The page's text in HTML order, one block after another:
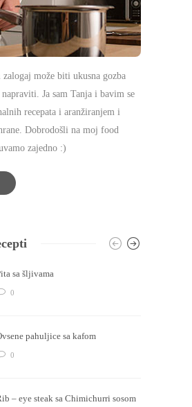
zalogaj može biti ukusna gozba
Ja sam Tanja i bavim se
recepata i aranžiranjem i
Dobrodošli na moj food
zajedno :)
sa šljivama
0
pahuljice sa kafom
0
– eye steak sa Chimichurri sosom